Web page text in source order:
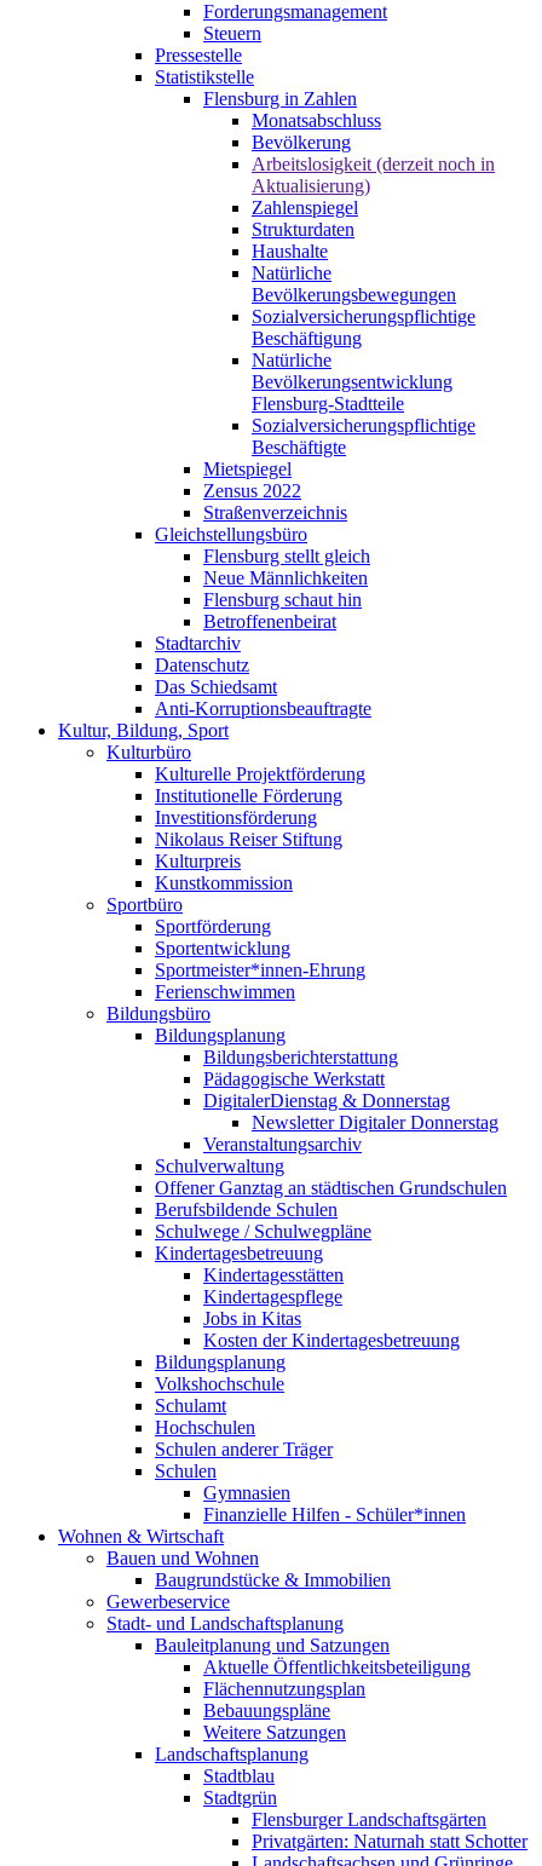
Forderungsmanagement
Steuern
Pressestelle
Statistikstelle
Flensburg in Zahlen
Monatsabschluss
Bevölkerung
Arbeitslosigkeit (derzeit noch in
Aktualisierung)
Zahlenspiegel
Strukturdaten
Haushalte
Natürliche
Bevölkerungsbewegungen
Sozialversicherungspflichtige
Beschäftigung
Natürliche
Bevölkerungsentwicklung
Flensburg-Stadtteile
Sozialversicherungspflichtige
Beschäftigte
Mietspiegel
Zensus 2022
Straßenverzeichnis
Gleichstellungsbüro
Flensburg stellt gleich
Neue Männlichkeiten
Flensburg schaut hin
Betroffenenbeirat
Stadtarchiv
Datenschutz
Das Schiedsamt
Anti-Korruptionsbeauftragte
Kultur, Bildung, Sport
Kulturbüro
Kulturelle Projektförderung
Institutionelle Förderung
Investitionsförderung
Nikolaus Reiser Stiftung
Kulturpreis
Kunstkommission
Sportbüro
Sportförderung
Sportentwicklung
Sportmeister*innen-Ehrung
Ferienschwimmen
Bildungsbüro
Bildungsplanung
Bildungsberichterstattung
Pädagogische Werkstatt
DigitalerDienstag & Donnerstag
Newsletter Digitaler Donnerstag
Veranstaltungsarchiv
Schulverwaltung
Offener Ganztag an städtischen Grundschulen
Berufsbildende Schulen
Schulwege / Schulwegpläne
Kindertagesbetreuung
Kindertagesstätten
Kindertagespflege
Jobs in Kitas
Kosten der Kindertagesbetreuung
Bildungsplanung
Volkshochschule
Schulamt
Hochschulen
Schulen anderer Träger
Schulen
Gymnasien
Finanzielle Hilfen - Schüler*innen
Wohnen & Wirtschaft
Bauen und Wohnen
Baugrundstücke & Immobilien
Gewerbeservice
Stadt- und Landschaftsplanung
Bauleitplanung und Satzungen
Aktuelle Öffentlichkeitsbeteiligung
Flächennutzungsplan
Bebauungspläne
Weitere Satzungen
Landschaftsplanung
Stadtblau
Stadtgrün
Flensburger Landschaftsgärten
Privatgärten: Naturnah statt Schotter